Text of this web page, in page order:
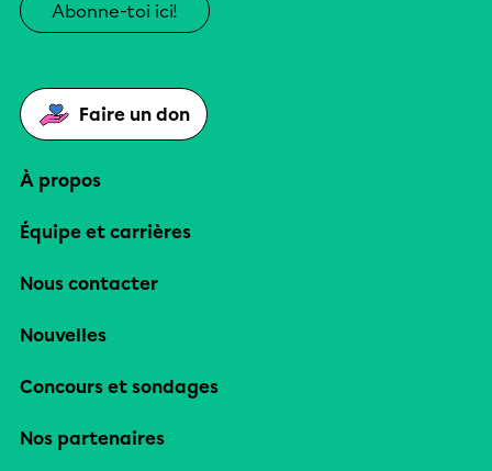
Abonne-toi ici!
Faire un don
À propos
Équipe et carrières
Nous contacter
Nouvelles
Concours et sondages
Nos partenaires